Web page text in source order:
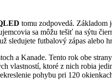
tomu zodpovedá.
sa môžu tešiť na sýtu
sledujete futbalový zápas alebo
a Kanade. Tento rok obe
ktoré z nich robia
pohybu pri 120